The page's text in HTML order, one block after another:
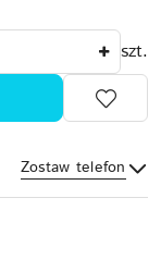
szt.
Zostaw telefon